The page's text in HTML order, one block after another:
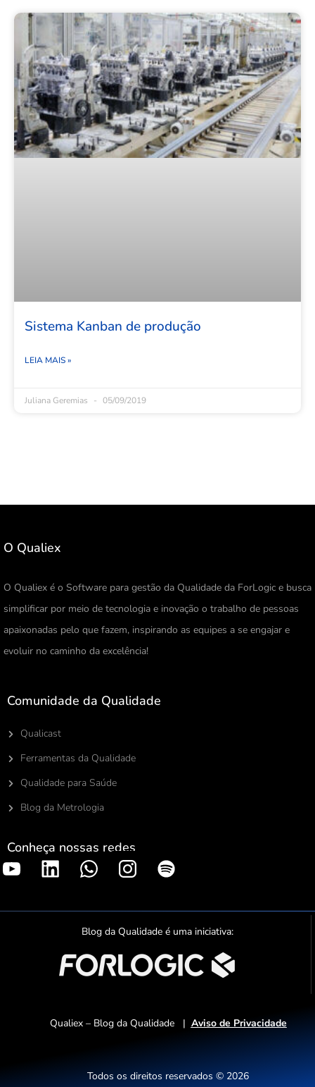
Sistema Kanban de produção
LEIA MAIS »
Juliana Geremias 05/09/2019
O Qualiex
O Qualiex é o Software para gestão da Qualidade da ForLogic e busca
simplificar por meio de tecnologia e inovação o trabalho de pessoas
apaixonadas pelo que fazem, inspirando as equipes a se engajar e
evoluir no caminho da excelência!
Comunidade da Qualidade
Qualicast
Ferramentas da Qualidade
Qualidade para Saúde
Blog da Metrologia
Conheça nossas redes
S
o
t
i
f
y
Blog da Qualidade é uma iniciativa:
Qualiex – Blog da Qualidade | Aviso de Privacidade
Todos os direitos reservados © 2026